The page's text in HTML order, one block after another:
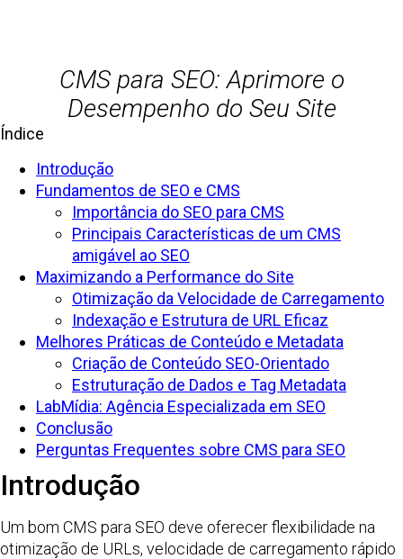
CMS para SEO: Aprimore o
Desempenho do Seu Site
Índice
Introdução
Fundamentos de SEO e CMS
Importância do SEO para CMS
Principais Características de um CMS
amigável ao SEO
Maximizando a Performance do Site
Otimização da Velocidade de Carregamento
Indexação e Estrutura de URL Eficaz
Melhores Práticas de Conteúdo e Metadata
Criação de Conteúdo SEO-Orientado
Estruturação de Dados e Tag Metadata
LabMídia: Agência Especializada em SEO
Conclusão
Perguntas Frequentes sobre CMS para SEO
Introdução
Um bom CMS para SEO deve oferecer flexibilidade na
otimização de URLs, velocidade de carregamento rápido